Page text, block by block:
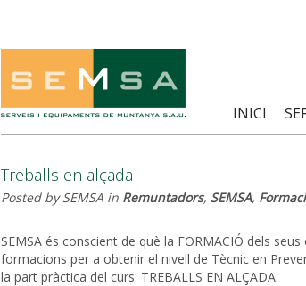
INICI
Treballs en alçada
Posted by SEMSA in Remuntadors, SEMSA,
SEMSA és conscient de què la FORMACIÓ dels
formacions per a obtenir el nivell de Tècnic en
la part pràctica del curs: TREBALLS EN ALÇADA.